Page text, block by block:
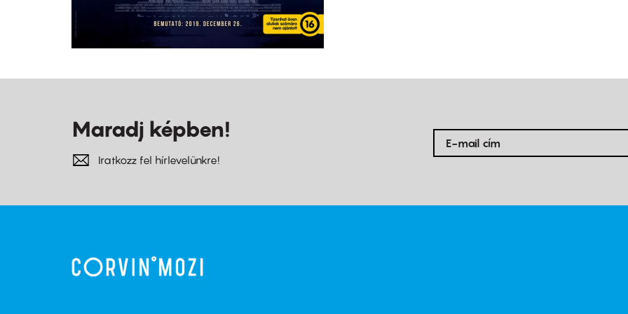
Maradj képben!
Iratkozz fel hírlevelünkre!